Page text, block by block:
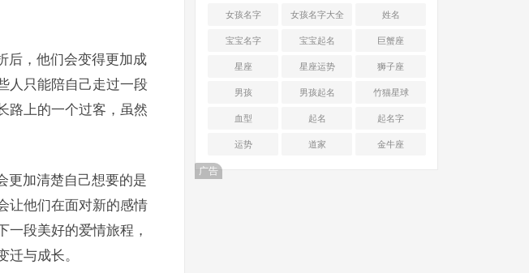
后，他们会变得更加成
人只能陪自己走过一段
路上的一个过客，虽然
更加清楚自己想要的是
让他们在面对新的感情
段美好的爱情旅程，
与成长。
女孩名字 女孩名字大全 姓名
宝宝名字 宝宝起名 巨蟹座
星座 星座运势 狮子座
男孩 男孩起名 竹猫星球
血型 起名 起名字
运势 道家 金牛座
广告